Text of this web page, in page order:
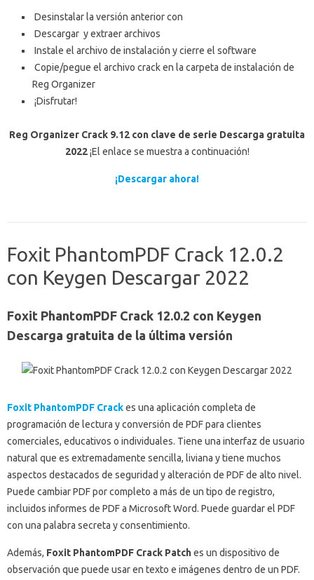
Desinstalar la versión anterior con
Descargar y extraer archivos
Instale el archivo de instalación y cierre el software
Copie/pegue el archivo crack en la carpeta de instalación de
Reg Organizer
¡Disfrutar!
Reg Organizer Crack 9.12 con clave de serie Descarga gratuita
2022¡El enlace se muestra a continuación!
¡Descargar ahora!
Foxit PhantomPDF Crack 12.0.2
con Keygen Descargar 2022
Foxit PhantomPDF Crack 12.0.2 con Keygen
Descarga gratuita de la última versión
Foxit PhantomPDF Crackes una aplicación completa de
programación de lectura y conversión de PDF para clientes
comerciales, educativos o individuales. Tiene una interfaz de usuario
natural que es extremadamente sencilla, liviana y tiene muchos
aspectos destacados de seguridad y alteración de PDF de alto nivel.
Puede cambiar PDF por completo a más de un tipo de registro,
incluidos informes de PDF a Microsoft Word. Puede guardar el PDF
con una palabra secreta y consentimiento.
Además, Foxit PhantomPDF Crack Patches un dispositivo de
observación que puede usar en texto e imágenes dentro de un PDF.